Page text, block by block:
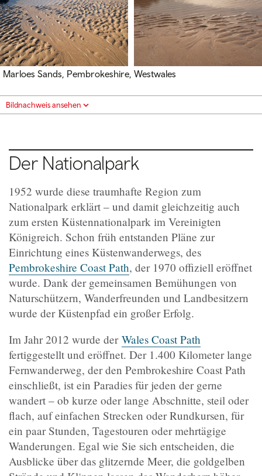
Marloes Sands, Pembrokeshire, Westwales
Bildnachweis ansehen
Der Nationalpark
1952 wurde diese traumhafte Region zum
Nationalpark erklärt – und damit gleichzeitig auch
zum ersten Küstennationalpark im Vereinigten
Königreich. Schon früh entstanden Pläne zur
Einrichtung eines Küstenwanderwegs, des
Pembrokeshire Coast Path, der 1970 offiziell eröffnet
wurde. Dank der gemeinsamen Bemühungen von
Naturschützern, Wanderfreunden und Landbesitzern
wurde der Küstenpfad ein großer Erfolg.
Im Jahr 2012 wurde der Wales Coast Path
fertiggestellt und eröffnet. Der 1.400 Kilometer lange
Fernwanderweg, der den Pembrokeshire Coast Path
einschließt, ist ein Paradies für jeden der gerne
wandert – ob kurze oder lange Abschnitte, steil oder
flach, auf einfachen Strecken oder Rundkursen, für
ein paar Stunden, Tagestouren oder mehrtägige
Wanderungen. Egal wie Sie sich entscheiden, die
Ausblicke über das glitzernde Meer, die goldgelben